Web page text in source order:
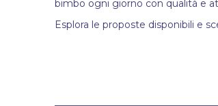
bimbo ogni giorno con qualità e
Esplora le proposte disponibili e